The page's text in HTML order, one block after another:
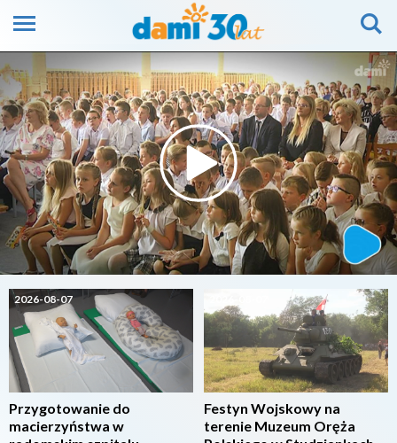
2026-08-07
Przygotowanie do
macierzyństwa w
Festyn Wojskowy na
terenie Muzeum Oręża